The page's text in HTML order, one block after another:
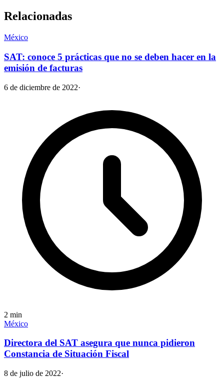
Relacionadas
México
SAT: conoce 5 prácticas que no se deben hacer en la
emisión de facturas
6 de diciembre de 2022·
2 min
México
Directora del SAT asegura que nunca pidieron
Constancia de Situación Fiscal
8 de julio de 2022·